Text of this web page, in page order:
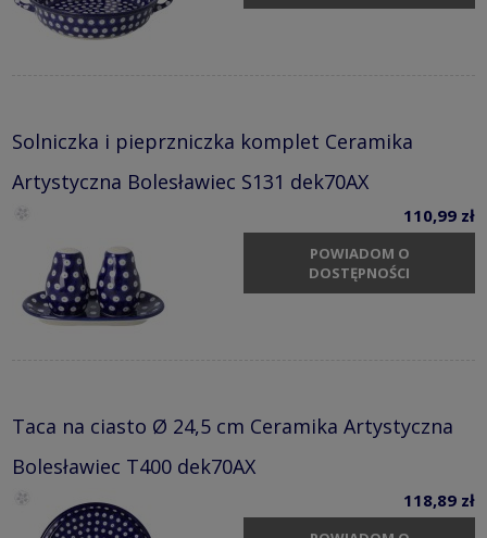
Solniczka i pieprzniczka komplet Ceramika
Artystyczna Bolesławiec S131 dek70AX
110,99 zł
POWIADOM O
DOSTĘPNOŚCI
Taca na ciasto Ø 24,5 cm Ceramika Artystyczna
Bolesławiec T400 dek70AX
118,89 zł